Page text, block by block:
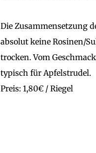
Die Zusammensetzung
absolut keine Rosinen/
trocken. Vom
typisch für Apfelstrudel.
Preis: 1,80€ / Riegel